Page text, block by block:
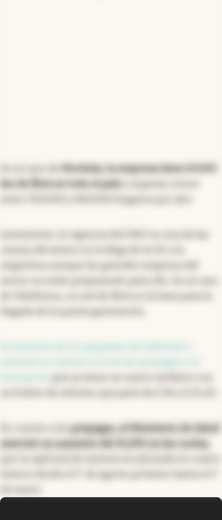
Movistar, la empresa tiene 15.000
km de fibra en todo el país
entre 700.000 y 800.000 hogares por año.
Justamente, la vigencia del DNU es una de las
causas del atraso en la llega de la 5G a la
llegada de la quinta generación.
En cuanto a lasprepagas, el Ministerio de Salud
autorizó un aumento del 41,14% en las cuotas,
tramos desde el 1° de agosto próximo hasta el 1°